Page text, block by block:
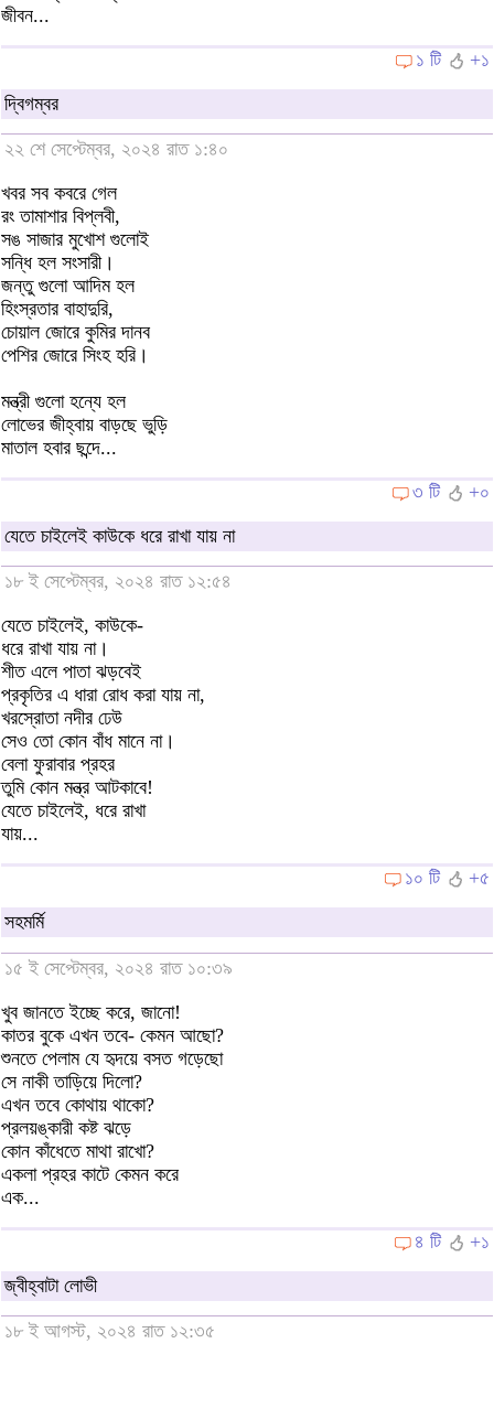
জীবন...
১ টি
+১
দ্বিগম্বর
২২ শে সেপ্টেম্বর, ২০২৪ রাত ১:৪০
খবর সব কবরে গেল
রং তামাশার বিপ্লবী,
সঙ সাজার মুখোশ গুলোই
সন্ধি হল সংসারী।
জন্তু গুলো আদিম হল
হিংস্রতার বাহাদুরি,
চোয়াল জোরে কুমির দানব
পেশির জোরে সিংহ হরি।
মন্ত্রী গুলো হন্যে হল
লোভের জীহ্বায় বাড়ছে ভুড়ি
মাতাল হবার ছন্দে...
৩ টি
+০
যেতে চাইলেই কাউকে ধরে রাখা যায় না
১৮ ই সেপ্টেম্বর, ২০২৪ রাত ১২:৫৪
যেতে চাইলেই, কাউকে-
ধরে রাখা যায় না।
শীত এলে পাতা ঝড়বেই
প্রকৃতির এ ধারা রোধ করা যায় না,
খরস্রোতা নদীর ঢেউ
সেও তো কোন বাঁধ মানে না।
বেলা ফুরাবার প্রহর
তুমি কোন মন্ত্র আটকাবে!
যেতে চাইলেই, ধরে রাখা
যায়...
১০ টি
+৫
সহমর্মি
১৫ ই সেপ্টেম্বর, ২০২৪ রাত ১০:৩৯
খুব জানতে ইচ্ছে করে, জানো!
কাতর বুকে এখন তবে- কেমন আছো?
শুনতে পেলাম যে হৃদয়ে বসত গড়েছো
সে নাকী তাড়িয়ে দিলো?
এখন তবে কোথায় থাকো?
প্রলয়ঙ্কারী কষ্ট ঝড়ে
কোন কাঁধেতে মাথা রাখো?
একলা প্রহর কাটে কেমন করে
এক...
৪ টি
+১
জ্বীহ্বাটা লোভী
১৮ ই আগস্ট, ২০২৪ রাত ১২:৩৫